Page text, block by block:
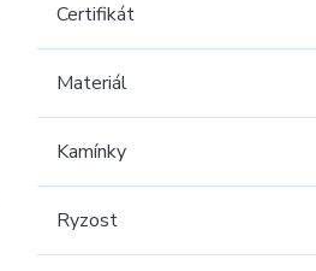
Certifikát
Materiál
Kamínky
Ryzost